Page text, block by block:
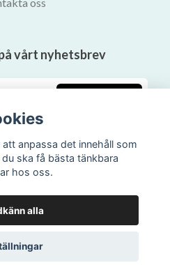
vårt nyhetsbrev
Bokhandel
anpassa det innehåll som
ska få bästa tänkbara
hos oss.
alla